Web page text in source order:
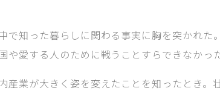
で知った暮らしに関わる事実に胸を突かれた
や愛する人のために戦うことすらできなかっ
産業が大きく姿を変えたことを知ったとき。